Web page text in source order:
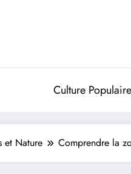
Culture Populaire
et Nature Comprendre la